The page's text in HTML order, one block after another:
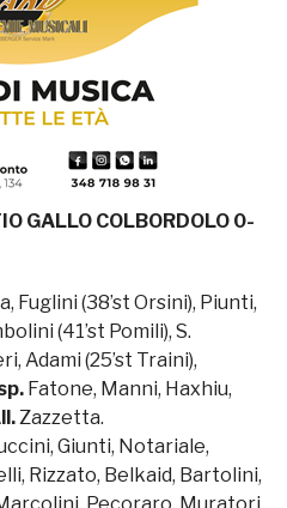
GALLO COLBORDOLO 0-
Fuglini (38’st Orsini), Piunti,
(41’st Pomili), S.
Adami (25’st Traini),
Fatone, Manni, Haxhiu,
Zazzetta.
Giunti, Notariale,
Rizzato, Belkaid, Bartolini,